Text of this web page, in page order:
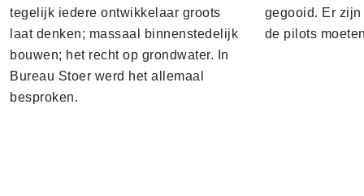
tegelijk iedere ontwikkelaar groots
laat denken; massaal binnenstedelijk
bouwen; het recht op grondwater. In
Bureau Stoer werd het allemaal
besproken.
gegooid. Er
de pilots